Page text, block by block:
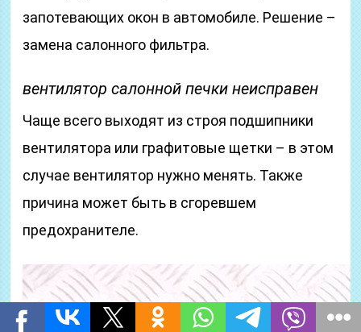
запотевающих окон в автомобиле. Решение –
замена салонного фильтра.
вентилятор салонной печки неисправен
Чаще всего выходят из строя подшипники
вентилятора или графитовые щетки – в этом
случае вентилятор нужно менять. Также
причина может быть в сгоревшем
предохранителе.